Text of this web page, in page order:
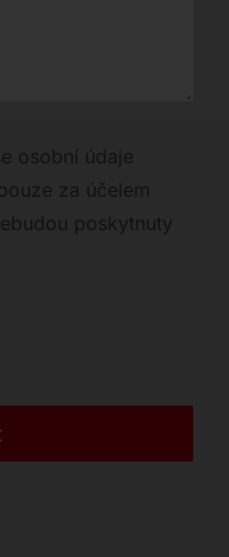
osobní údaje
za účelem
poskytnuty